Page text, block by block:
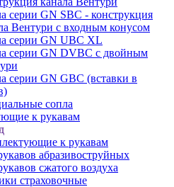
серии GN SBC - конструкция
Вентури c входным конусом
серии GN UBC XL
серии GN DVBC с двойным
серии GN GBC (вставки в
сопла
к рукавам
к рукавам
абразивоструйных
сжатого воздуха
страховочные